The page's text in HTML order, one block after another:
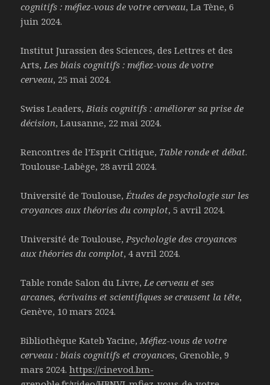
cognitifs : méfiez-vous de votre cerveau, La Tène, 6
juin 2024.
Institut Jurassien des Sciences, des Lettres et des
Arts,Les biais cognitifs : méfiez-vous de votre
cerveau, 25 mai 2024.
Swiss Leaders,Biais cognitifs : améliorer sa prise de
décision, Lausanne, 22 mai 2024.
Rencontres de l’Esprit Critique, Table ronde et débat.
Toulouse-Labège, 28 avril 2024.
Université de Toulouse,Études de psychologie sur les
croyances aux théories du complot, 5 avril 2024.
Université de Toulouse,Psychologie des croyances
aux théories du complot, 4 avril 2024.
Table ronde Salon du Livre,Le cerveau et ses
arcanes, écrivains et scientifiques se creusent la tête,
Genève, 10 mars 2024.
Bibliothèque Kateb Yacine,Méfiez-vous de votre
cerveau : biais cognitifs et croyances, Grenoble, 9
mars 2024.https://cinevod.bm-